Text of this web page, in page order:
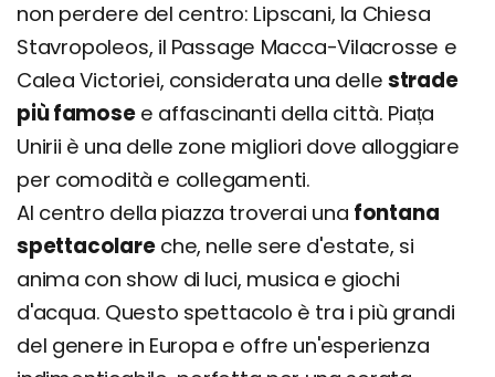
non perdere del centro: Lipscani, la Chiesa
Stavropoleos, il Passage Macca-Vilacrosse e
Calea Victoriei, considerata una delle strade
più famosee affascinanti della città. Piața
Unirii è una delle zone migliori dove alloggiare
per comodità e collegamenti.
Al centro della piazza troverai una fontana
spettacolareche, nelle sere d'estate, si
anima con show di luci, musica e giochi
d'acqua. Questo spettacolo è tra i più grandi
del genere in Europa e offre un'esperienza